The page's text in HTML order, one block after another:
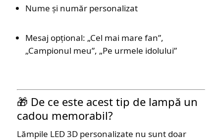
Nume și număr personalizat
Mesaj opțional: „Cel mai mare fan”,
„Campionul meu”, „Pe urmele idolului”
🎁 De ce este acest tip de lampă un
cadou memorabil?
Lămpile LED 3D personalizate nu sunt doar